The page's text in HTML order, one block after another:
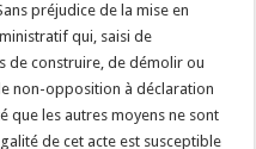
préjudice de la mise en
qui, saisi de
de construire, de démolir ou
non-opposition à déclaration
que les autres moyens ne sont
de cet acte est susceptible